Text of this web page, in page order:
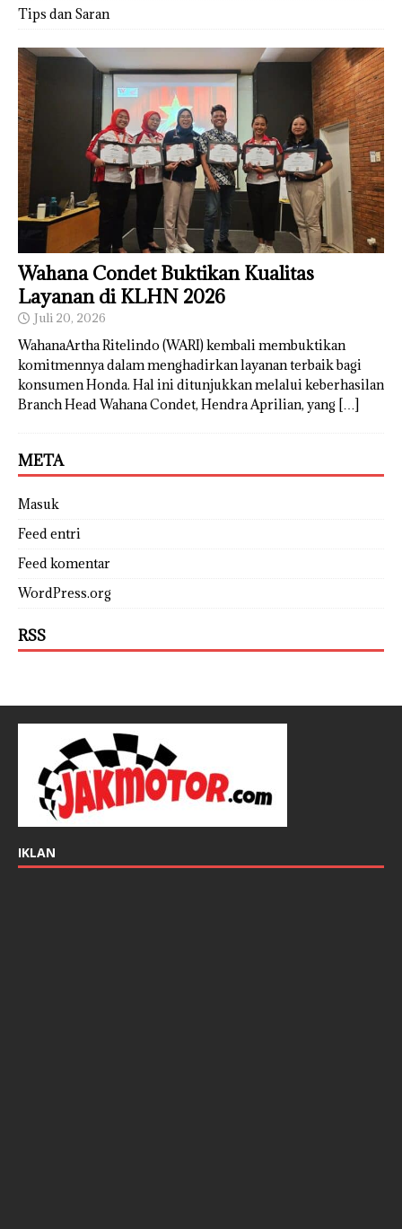
Tips dan Saran
Wahana Condet Buktikan Kualitas
Layanan di KLHN 2026
Juli 20, 2026
WahanaArtha Ritelindo (WARI) kembali membuktikan
komitmennya dalam menghadirkan layanan terbaik bagi
konsumen Honda. Hal ini ditunjukkan melalui keberhasilan
Branch Head Wahana Condet, Hendra Aprilian, yang […]
META
Masuk
Feed entri
Feed komentar
WordPress.org
RSS
IKLAN